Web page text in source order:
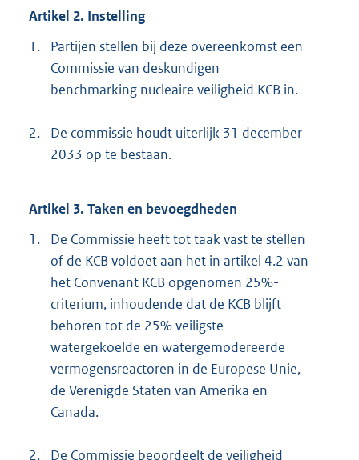
Artikel 2. Instelling
1.
Partijen stellen bij deze overeenkomst een
Commissie van deskundigen
benchmarking nucleaire veiligheid KCB in.
2.
De commissie houdt uiterlijk 31 december
2033 op te bestaan.
Artikel 3. Taken en bevoegdheden
1.
De Commissie heeft tot taak vast te stellen
of de KCB voldoet aan het in artikel 4.2 van
het Convenant KCB opgenomen 25%-
criterium, inhoudende dat de KCB blijft
behoren tot de 25% veiligste
watergekoelde en watergemodereerde
vermogensreactoren in de Europese Unie,
de Verenigde Staten van Amerika en
Canada.
2.
De Commissie beoordeelt de veiligheid